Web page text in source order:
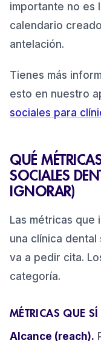
importante no es
calendario
antelación.
Tienes más
esto en nuestro
sociales para
QUÉ
SOCIALES
IGNORAR)
Las métricas que
una clínica
va a pedir cita.
categoría.
MÉTRICAS QUE
Alcance (reach).